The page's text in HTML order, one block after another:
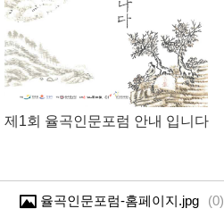
제1회 율곡인문포럼 안내 입니다
율곡인문포럼-홈페이지.jpg (0)